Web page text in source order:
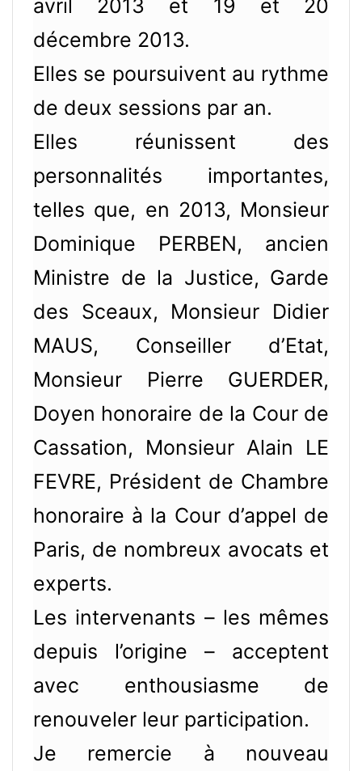
avril 2013 et 19 et 20
décembre 2013.
Elles se poursuivent au rythme
de deux sessions par an.
Elles réunissent des
personnalités importantes,
telles que, en 2013, Monsieur
Dominique PERBEN, ancien
Ministre de la Justice, Garde
des Sceaux, Monsieur Didier
MAUS, Conseiller d’Etat,
Monsieur Pierre GUERDER,
Doyen honoraire de la Cour de
Cassation, Monsieur Alain LE
FEVRE, Président de Chambre
honoraire à la Cour d’appel de
Paris, de nombreux avocats et
experts.
Les intervenants – les mêmes
depuis l’origine – acceptent
avec enthousiasme de
renouveler leur participation.
Je remercie à nouveau